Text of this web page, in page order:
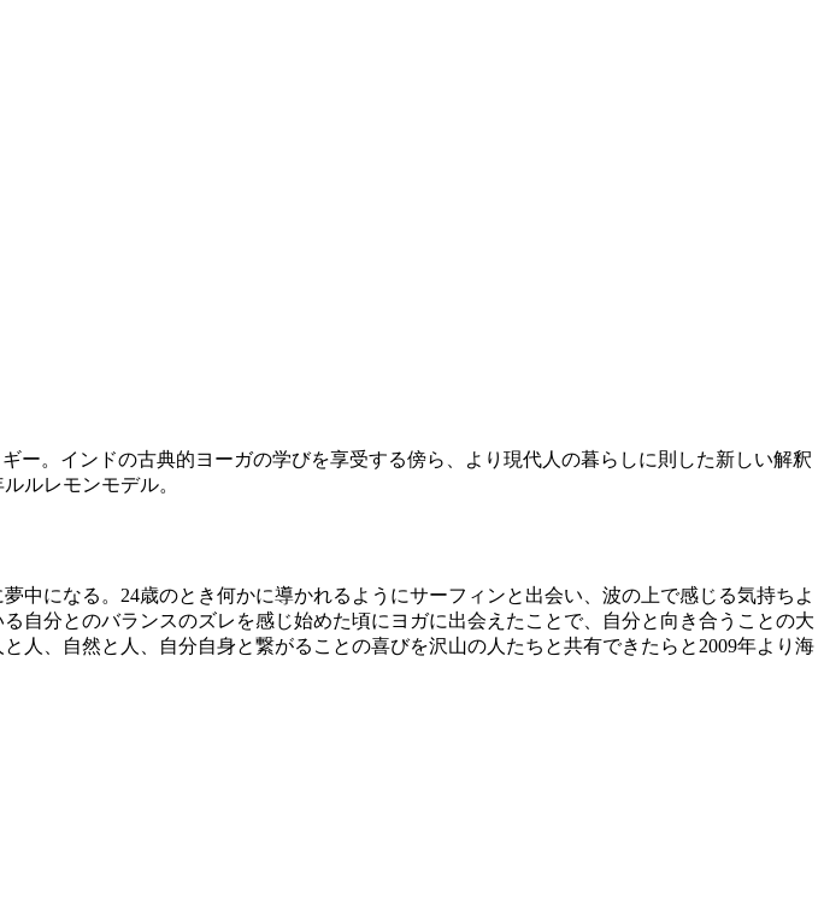
ー。インドの古典的ヨーガの学びを享受する傍ら、より現代人の暮らしに則した新しい解釈
ルレモンモデル。
になる。24歳のとき何かに導かれるようにサーフィンと出会い、波の上で感じる気持ちよ
自分とのバランスのズレを感じ始めた頃にヨガに出会えたことで、自分と向き合うことの大
、自然と人、自分自身と繋がることの喜びを沢山の人たちと共有できたらと2009年より海